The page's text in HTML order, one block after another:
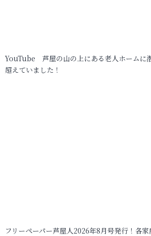
YouTube 芦屋の山の上にある老人ホームに
超えていました！
フリーペーパー芦屋人2026年8月号発行！各